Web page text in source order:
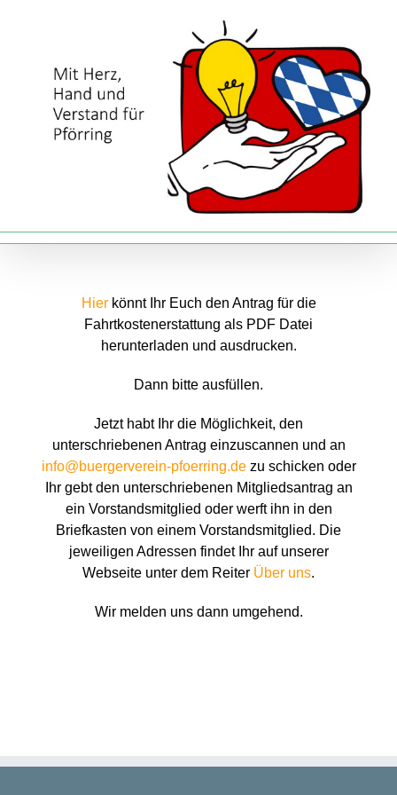
Hierkönnt Ihr Euch den Antrag für die
Fahrtkostenerstattung als PDF Datei
herunterladen und ausdrucken.
Dann bitte ausfüllen.
Jetzt habt Ihr die Möglichkeit, den
unterschriebenen Antrag einzuscannen und an
info@buergerverein-pfoerring.dezu schicken oder
Ihr gebt den unterschriebenen Mitgliedsantrag an
ein Vorstandsmitglied oder werft ihn in den
Briefkasten von einem Vorstandsmitglied. Die
jeweiligen Adressen findet Ihr auf unserer
Webseite unter dem Reiter Über uns.
Wir melden uns dann umgehend.